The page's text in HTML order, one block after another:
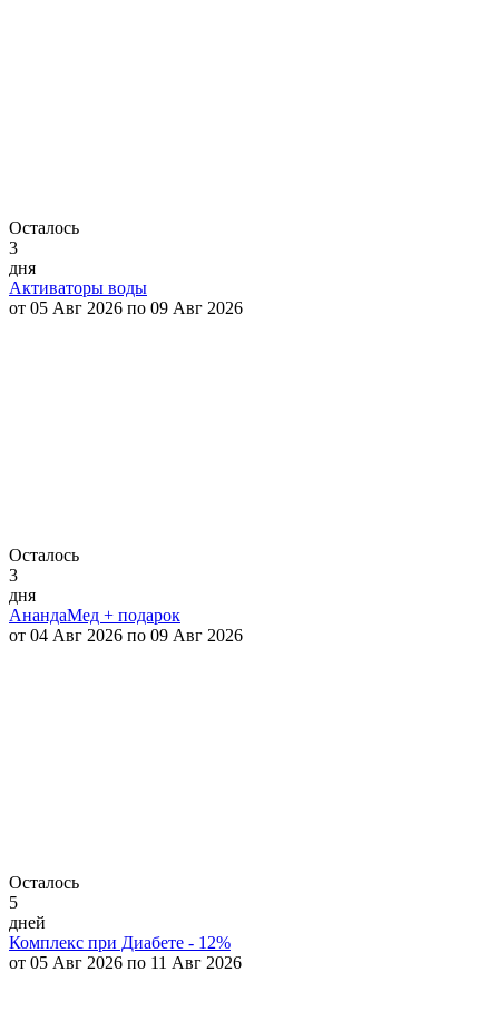
Осталось
3
дня
Активаторы воды
от 05 Авг 2026 по 09 Авг 2026
Осталось
3
дня
АнандаМед + подарок
от 04 Авг 2026 по 09 Авг 2026
Осталось
5
дней
Комплекс при Диабете - 12%
от 05 Авг 2026 по 11 Авг 2026